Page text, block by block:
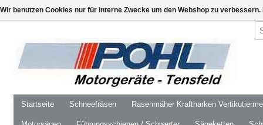
Startseite Schneefräsen Rasenmäher Kraftharken
Wir benutzen Cookies nur für interne Zwecke um den Webshop zu